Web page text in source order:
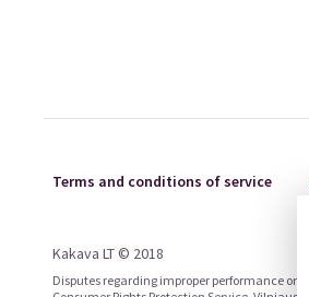
Terms and conditions of service
Kakava LT © 2018
Disputes regarding improper performance or